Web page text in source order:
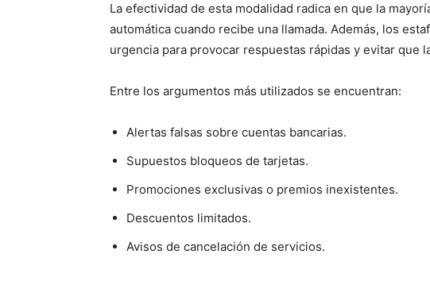
La efectividad de esta modalidad radica en que la
automática cuando recibe una llamada. Además, los
urgencia para provocar respuestas rápidas y evitar que
Entre los argumentos más utilizados se encuentran:
Alertas falsas sobre cuentas bancarias.
Supuestos bloqueos de tarjetas.
Promociones exclusivas o premios inexistentes.
Descuentos limitados.
Avisos de cancelación de servicios.